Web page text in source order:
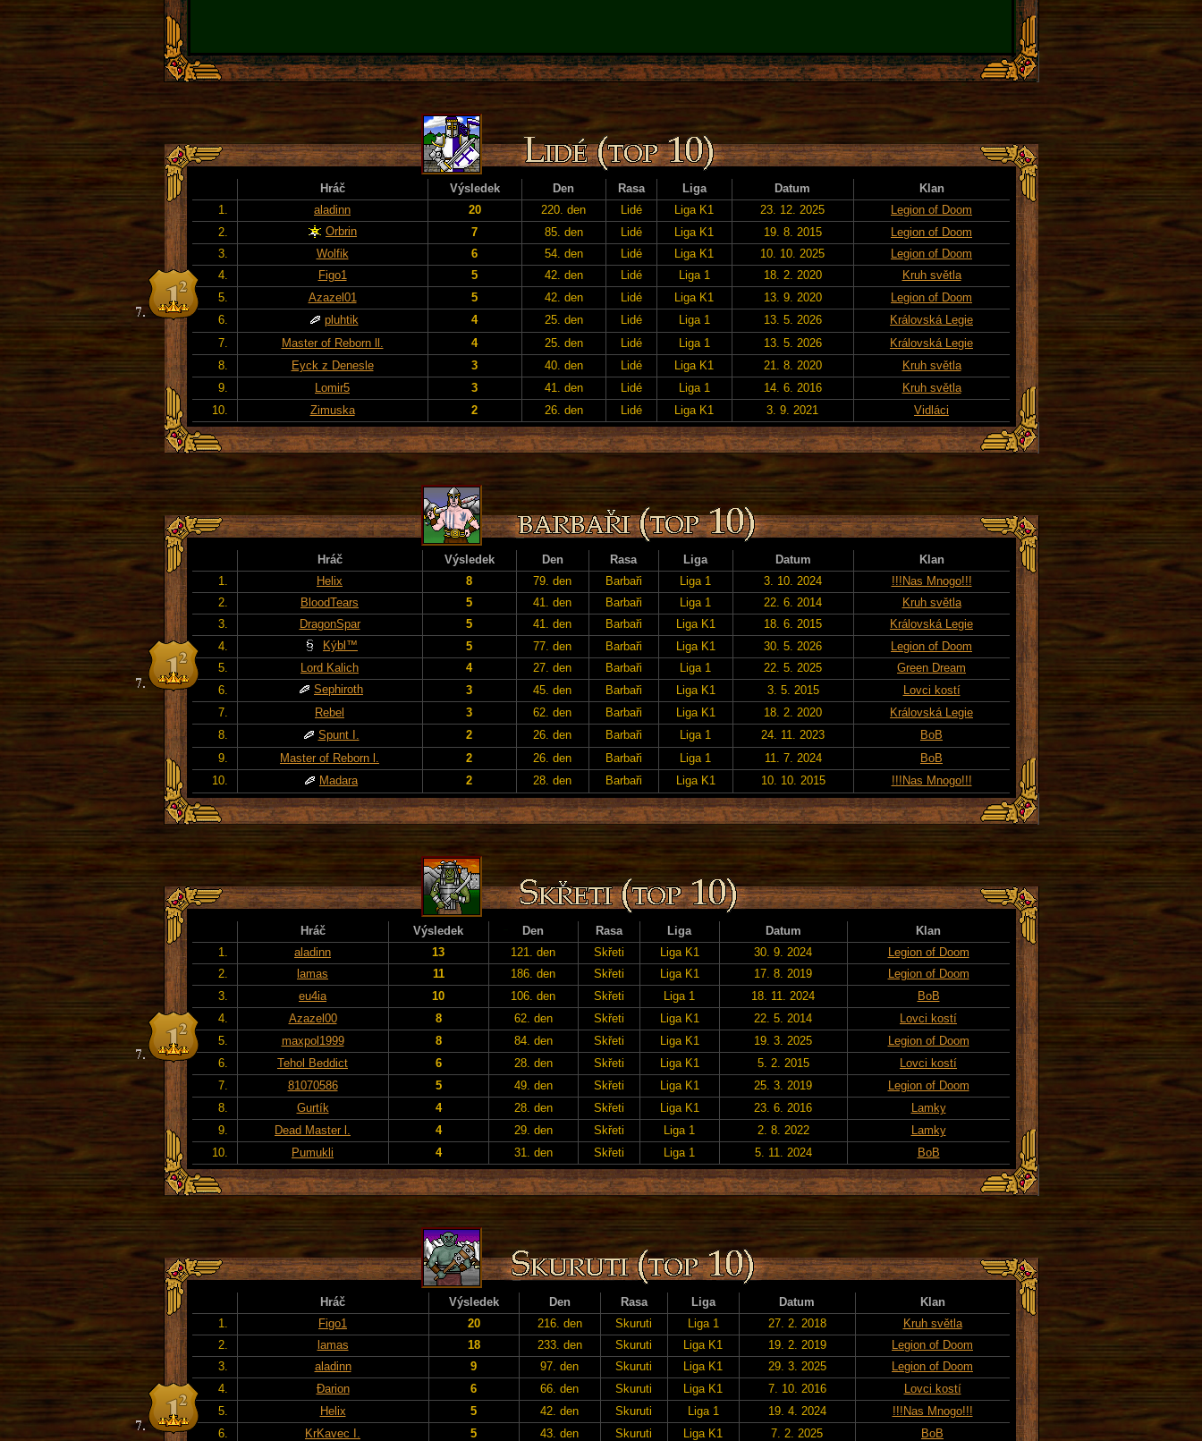
Hráč Výsledek Den Rasa Liga Datum
Klan
1.
aladinn 20 220. den Lidé Liga K1 23. 12. 2025
Legion of Doom
2.
Orbrin 7 85. den Lidé Liga K1 19. 8. 2015
Legion of Doom
3.
Wolfik 6 54. den Lidé Liga K1 10. 10. 2025
Legion of Doom
4.
Figo1 5 42. den Lidé Liga 1 18. 2. 2020
Kruh světla
5.
Azazel01 5 42. den Lidé Liga K1 13. 9. 2020
Legion of Doom
6.
pluhtik 4 25. den Lidé Liga 1 13. 5. 2026
Královská Legie
7.
Master of Reborn ll. 4 25. den Lidé Liga 1 13. 5. 2026
Královská Legie
8.
Eyck z Denesle 3 40. den Lidé Liga K1 21. 8. 2020
Kruh světla
9.
Lomir5 3 41. den Lidé Liga 1 14. 6. 2016
Kruh světla
10.
Zimuska 2 26. den Lidé Liga K1 3. 9. 2021 Vidláci
Hráč Výsledek Den Rasa Liga Datum
Klan
1.
Helix 8 79. den Barbaři Liga 1 3. 10. 2024
!!!Nas Mnogo!!!
2.
BloodTears 5 41. den Barbaři Liga 1 22. 6. 2014
Kruh světla
3.
DragonSpar 5 41. den Barbaři Liga K1 18. 6. 2015
Královská Legie
4.
Kýbl™ 5 77. den Barbaři Liga K1 30. 5. 2026
Legion of Doom
5.
Lord Kalich 4 27. den Barbaři Liga 1 22. 5. 2025
Green Dream
6.
Sephiroth 3 45. den Barbaři Liga K1 3. 5. 2015
Lovci kostí
7.
Rebel 3 62. den Barbaři Liga K1 18. 2. 2020
Královská Legie
8.
Spunt I. 2 26. den Barbaři Liga 1 24. 11. 2023
BoB
9.
Master of Reborn l. 2 26. den Barbaři Liga 1 11. 7. 2024
BoB
10.
Madara 2 28. den Barbaři Liga K1 10. 10. 2015 !!!Nas Mnogo!!!
Hráč Výsledek Den Rasa Liga Datum
Klan
1.
aladinn 13 121. den Skřeti Liga K1 30. 9. 2024
Legion of Doom
2.
lamas 11 186. den Skřeti Liga K1 17. 8. 2019
Legion of Doom
3.
eu4ia 10 106. den Skřeti Liga 1 18. 11. 2024
BoB
4.
Azazel00 8 62. den Skřeti Liga K1 22. 5. 2014
Lovci kostí
5.
maxpol1999 8 84. den Skřeti Liga K1 19. 3. 2025
Legion of Doom
6.
Tehol Beddict 6 28. den Skřeti Liga K1 5. 2. 2015
Lovci kostí
7.
81070586 5 49. den Skřeti Liga K1 25. 3. 2019
Legion of Doom
8.
Gurtík 4 28. den Skřeti Liga K1 23. 6. 2016
Lamky
9.
Dead Master l. 4 29. den Skřeti Liga 1 2. 8. 2022
Lamky
10.
Pumukli 4 31. den Skřeti Liga 1 5. 11. 2024 BoB
Hráč Výsledek Den Rasa Liga Datum
Klan
1.
Figo1 20 216. den Skuruti Liga 1 27. 2. 2018
Kruh světla
2.
lamas 18 233. den Skuruti Liga K1 19. 2. 2019
Legion of Doom
3.
aladinn 9 97. den Skuruti Liga K1 29. 3. 2025
Legion of Doom
4.
Đarion 6 66. den Skuruti Liga K1 7. 10. 2016
Lovci kostí
5.
Helix 5 42. den Skuruti Liga 1 19. 4. 2024
!!!Nas Mnogo!!!
6.
KrKavec I. 5 43. den Skuruti Liga K1 7. 2. 2025
BoB